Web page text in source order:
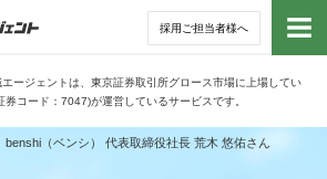
採用ご担当者様へ
ージェントは、東京証券取引所グロース市場に上場してい
券コード：7047)が運営しているサービスです。
トッ
benshi（ベンシ） 代表取締役社長 荒木 悠佑さん